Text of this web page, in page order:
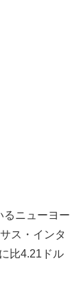
るニューヨー
ス・インタ
比4.21ドル